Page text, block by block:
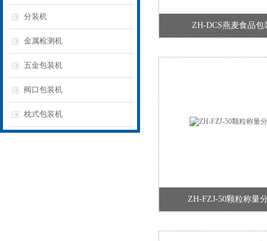
分装机
金属检测机
五金包装机
阀口包装机
枕式包装机
ZH-DCS燕麦食品包
ZH-FZJ-50颗粒称量